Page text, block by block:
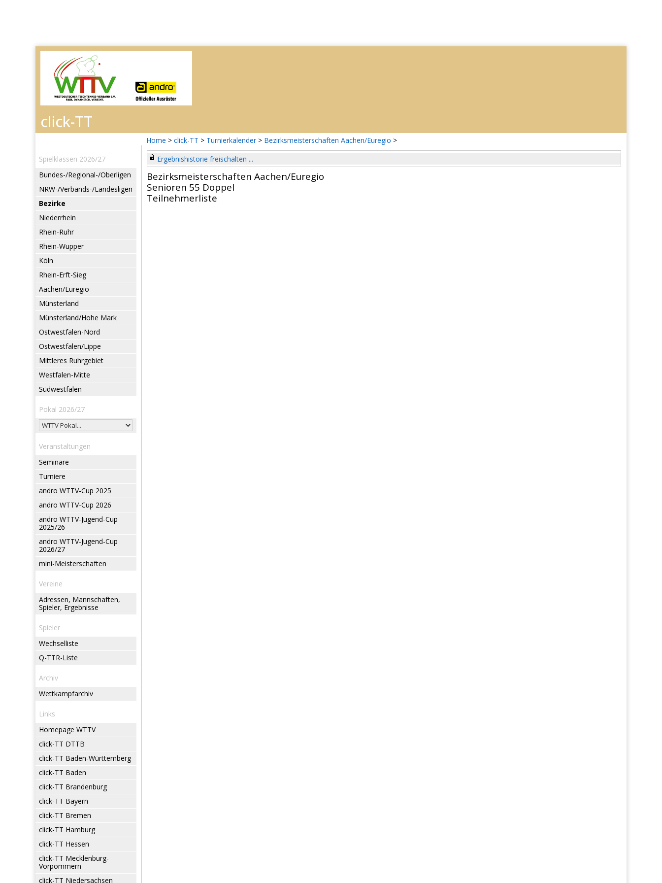
Home > click-TT > Turnierkalender > Bezirksmeisterschaften Aachen/Euregio >
Spielklassen 2026/27
Bundes-/Regional-/Oberligen
NRW-/Verbands-/Landesligen
Bezirke
Niederrhein
Rhein-Ruhr
Rhein-Wupper
Köln
Rhein-Erft-Sieg
Aachen/Euregio
Münsterland
Münsterland/Hohe Mark
Ostwestfalen-Nord
Ostwestfalen/Lippe
Mittleres Ruhrgebiet
Westfalen-Mitte
Südwestfalen
Pokal 2026/27
Veranstaltungen
Seminare
Turniere
andro WTTV-Cup 2025
andro WTTV-Cup 2026
andro WTTV-Jugend-Cup
2025/26
andro WTTV-Jugend-Cup
2026/27
mini-Meisterschaften
Vereine
Adressen, Mannschaften,
Spieler, Ergebnisse
Spieler
Wechselliste
Q-TTR-Liste
Archiv
Wettkampfarchiv
Links
Homepage WTTV
click-TT DTTB
click-TT Baden-Württemberg
click-TT Baden
click-TT Brandenburg
click-TT Bayern
click-TT Bremen
click-TT Hamburg
click-TT Hessen
click-TT Mecklenburg-
Vorpommern
click-TT Niedersachsen
Ergebnishistorie freischalten ...
Bezirksmeisterschaften Aachen/Euregio
Senioren 55 Doppel
Teilnehmerliste